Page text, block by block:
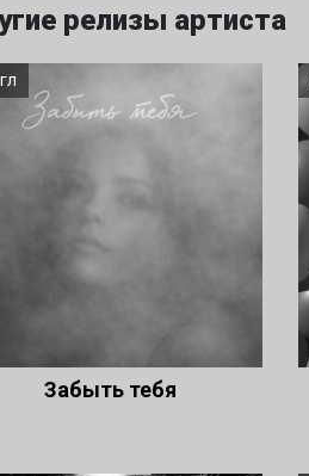
релизы артиста
Забыть тебя